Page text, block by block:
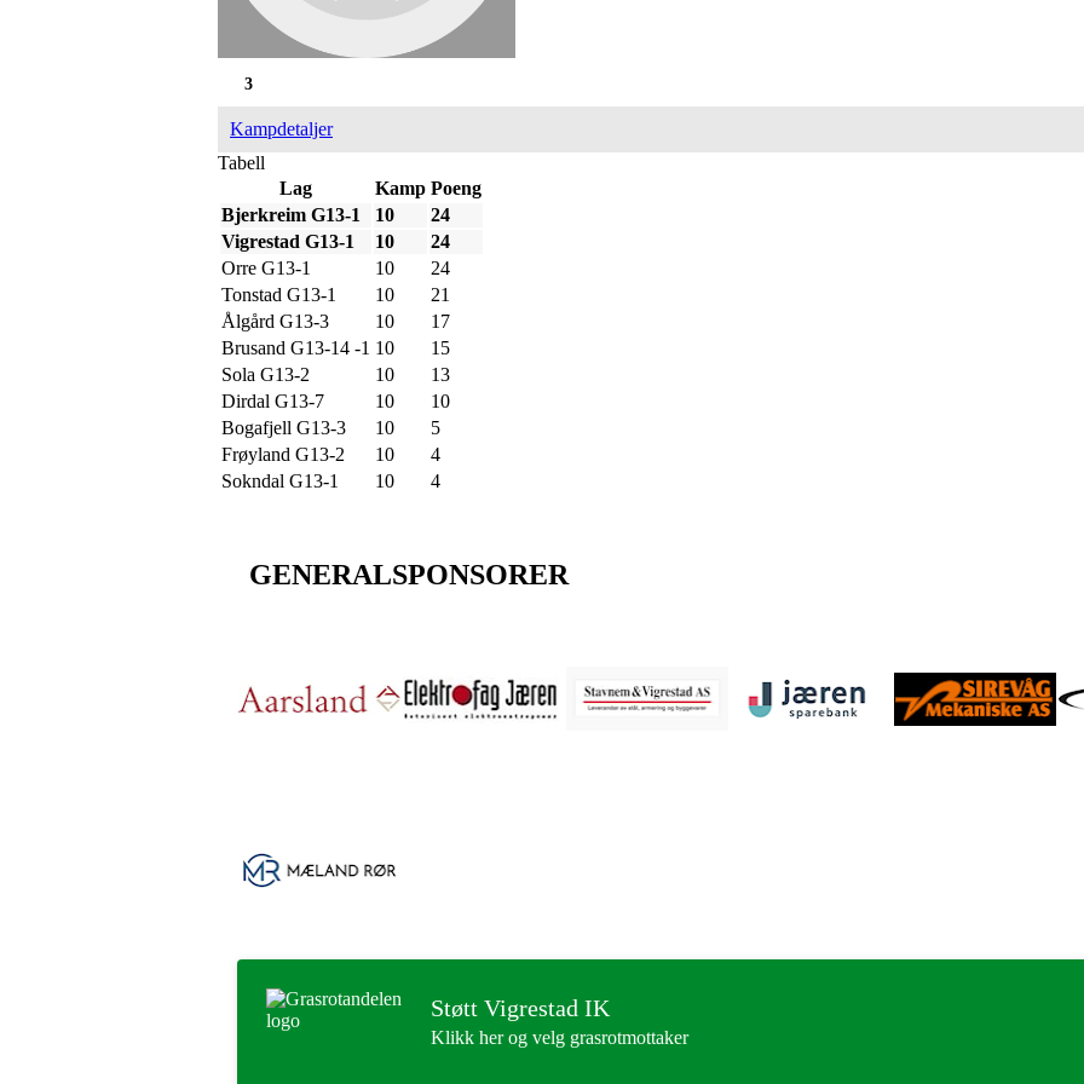
3
Kampdetaljer
Tabell
Lag
Kamp Poeng
Bjerkreim G13-1
10
24
Vigrestad G13-1
10
24
Orre G13-1
10
24
Tonstad G13-1
10
21
Ålgård G13-3
10
17
Brusand G13-14 -1 10
15
Sola G13-2
10
13
Dirdal G13-7
10
10
Bogafjell G13-3
10
5
Frøyland G13-2
10
4
Sokndal G13-1
10 4
GENERALSPONSORER
Støtt Vigrestad IK
Klikk her og velg grasrotmottaker